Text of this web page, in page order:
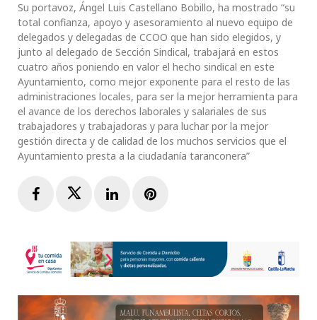
Su portavoz, Ángel Luis Castellano Bobillo, ha mostrado “su
total confianza, apoyo y asesoramiento al nuevo equipo de
delegados y delegadas de CCOO que han sido elegidos, y
junto al delegado de Sección Sindical, trabajará en estos
cuatro años poniendo en valor el hecho sindical en este
Ayuntamiento, como mejor exponente para el resto de las
administraciones locales, para ser la mejor herramienta para
el avance de los derechos laborales y salariales de sus
trabajadores y trabajadoras y para luchar por la mejor
gestión directa y de calidad de los muchos servicios que el
Ayuntamiento presta a la ciudadanía taranconera”
FacebookTwitterLinkedInPinterest